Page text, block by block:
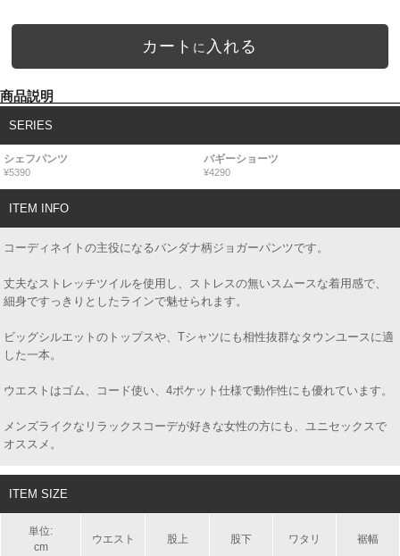
カート に 入れる
商品説明
SERIES
シェフパンツ
¥5390
バギーショーツ
¥4290
ITEM INFO
コーディネイトの主役になるバンダナ柄ジョガーパンツです。
丈夫なストレッチツイルを使用し、ストレスの無いスムースな着用感で、
細身ですっきりとしたラインで魅せられます。
ビッグシルエットのトップスや、Tシャツにも相性抜群なタウンユースに適
した一本。
ウエストはゴム、コード使い、4ポケット仕様で動作性にも優れています。
メンズライクなリラックスコーデが好きな女性の方にも、ユニセックスで
オススメ。
ITEM SIZE
単位:
cm
ウエスト 股上 股下 ワタリ 裾幅